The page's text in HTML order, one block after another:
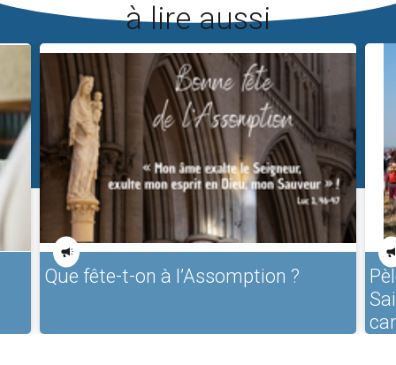
à lire aussi
Que fête-t-on à l’Assomption ?